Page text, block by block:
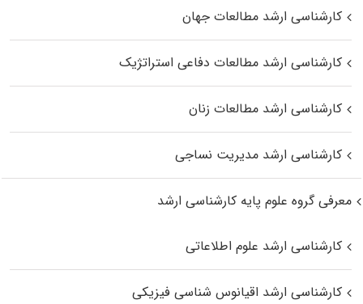
کارشناسی ارشد مطالعات جهان
کارشناسی ارشد مطالعات دفاعی استراتژیک
کارشناسی ارشد مطالعات زنان
کارشناسی ارشد مدیریت نساجی
معرفی گروه علوم پایه کارشناسی ارشد
کارشناسی ارشد علوم اطلاعاتی
کارشناسی ارشد اقیانوس‌ شناسی فیزیکی